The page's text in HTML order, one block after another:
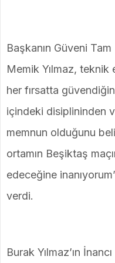
Başkanın Güveni Tam
Memik Yılmaz,
her fırsatta
içindeki disiplininden
memnun olduğunu
ortamın Beşiktaş
edeceğine
verdi.
Burak Yılmaz’ın İnancı